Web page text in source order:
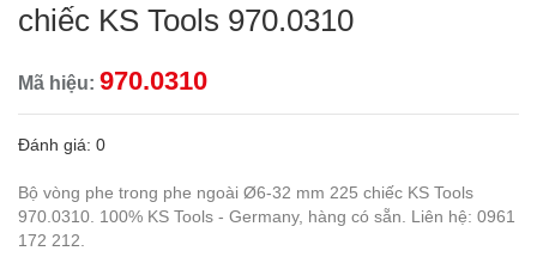
chiếc KS Tools 970.0310
Mã hiệu: 970.0310
Đánh giá: 0
Bộ vòng phe trong phe ngoài Ø6-32 mm 225 chiếc KS Tools
970.0310. 100% KS Tools - Germany, hàng có sẵn. Liên hệ: 0961
172 212.